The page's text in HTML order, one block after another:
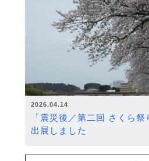
2026.04.14
「震災後／第二回 さくら
出展しました